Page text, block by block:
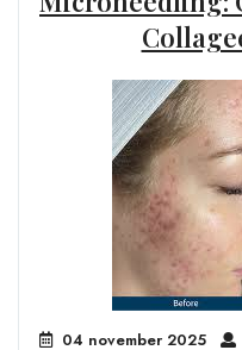
04 november 2025